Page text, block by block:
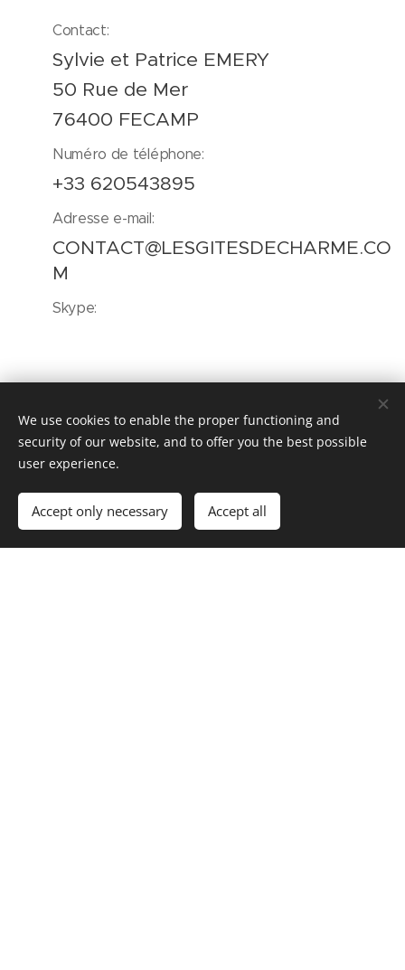
Contact:
Sylvie et Patrice EMERY
50 Rue de Mer
76400 FECAMP
Numéro de téléphone:
+33 620543895
Adresse e-mail:
CONTACT@LESGITESDECHARME.CO
M
Skype:
CONTACTEZ-NOUS
Votre nom et prénom
We use cookies to enable the proper functioning and
security of our website, and to offer you the best possible
user experience.
Accept only necessary Accept all